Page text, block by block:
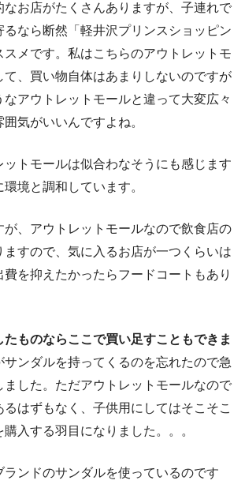
なお店がたくさんありますが、子連れで
るなら断然「軽井沢プリンスショッピン
スメです。私はこちらのアウトレットモ
て、買い物自体はあまりしないのですが
アウトレットモールと違って大変広々
気がいいんですよね。
ットモールは似合わなそうにも感じます
境と調和しています。
が、アウトレットモールなので飲食店の
ますので、気に入るお店が一つくらいは
を抑えたかったらフードコートもあり
たものならここで買い足すこともできま
サンダルを持ってくるのを忘れたので急
ました。ただアウトレットモールなので
はずもなく、子供用にしてはそこそこ
入する羽目になりました。。。
ランドのサンダルを使っているのです